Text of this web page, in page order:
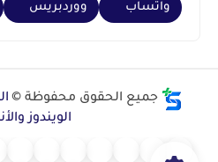
واتساب ووردبريس
جميع الحقوق محفوظة ©
الويندوز